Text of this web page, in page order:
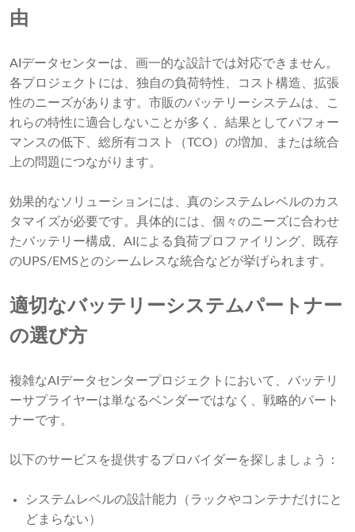
由
AIデータセンターは、画一的な設計では対応できません。
各プロジェクトには、独自の負荷特性、コスト構造、拡張
性のニーズがあります。市販のバッテリーシステムは、こ
れらの特性に適合しないことが多く、結果としてパフォー
マンスの低下、総所有コスト（TCO）の増加、または統合
上の問題につながります。
効果的なソリューションには、真のシステムレベルのカス
タマイズが必要です。具体的には、個々のニーズに合わせ
たバッテリー構成、AIによる負荷プロファイリング、既存
のUPS/EMSとのシームレスな統合などが挙げられます。
適切なバッテリーシステムパートナー
の選び方
複雑なAIデータセンタープロジェクトにおいて、バッテリ
ーサプライヤーは単なるベンダーではなく、戦略的パート
ナーです。
以下のサービスを提供するプロバイダーを探しましょう：
システムレベルの設計能力（ラックやコンテナだけにと
どまらない）